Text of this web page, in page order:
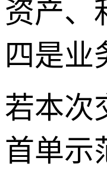
资产、
四是业
若本次
首单示